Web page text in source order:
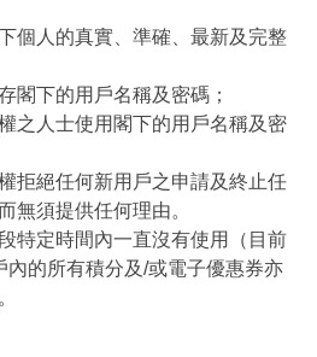
個人的真實、準確、最新及完整
閣下的用戶名稱及密碼；
之人士使用閣下的用戶名稱及密
拒絕任何新用戶之申請及終止任
無須提供任何理由。
特定時間內一直沒有使用（目前
內的所有積分及/或電子優惠券亦